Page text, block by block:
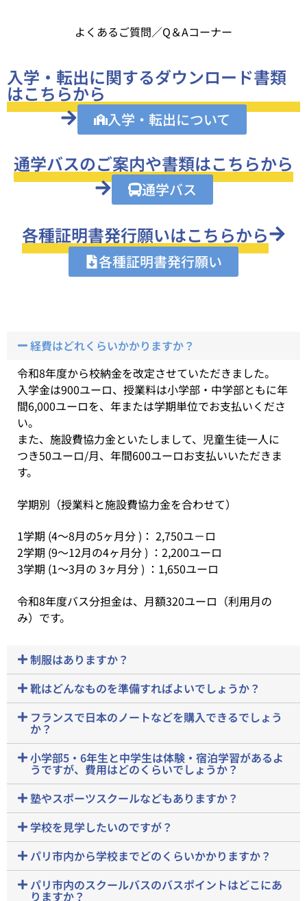
よくあるご質問／Q＆Aコーナー
入学・転出に関するダウンロード書類
はこちらから
入学・転出について
通学バスのご案内や書類はこちらから
通学バス
各種証明書発行願いはこちらから
各種証明書発行願い
経費はどれくらいかかりますか？
令和8年度から校納金を改定させていただきました。
入学金は900ユーロ、授業料は小学部・中学部ともに年
間6,000ユーロを、年または学期単位でお支払いくださ
い。
また、施設費協力金といたしまして、児童生徒一人に
つき50ユーロ/月、年間600ユーロお支払いいただきま
す。
学期別（授業料と施設費協力金を合わせて）
1学期 (4～8月の5ヶ月分 )： 2,750ユ－ロ
2学期 (9～12月の4ヶ月分 ) ：2,200ユーロ
3学期 (1～3月の 3ヶ月分 ) ：1,650ユーロ
令和8年度バス分担金は、月額320ユーロ（利用月の
み）です。
制服はありますか？
靴はどんなものを準備すればよいでしょうか？
フランスで日本のノートなどを購入できるでしょう
か？
小学部5・6年生と中学生は体験・宿泊学習があるよ
うですが、費用はどのくらいでしょうか？
塾やスポーツスクールなどもありますか？
学校を見学したいのですが？
パリ市内から学校までどのくらいかかりますか？
パリ市内のスクールバスのバスポイントはどこにあ
りますか？